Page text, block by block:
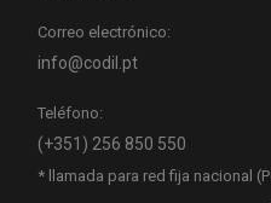
Correo electrónico:
info@codil.pt
Teléfono:
(+351) 256 850 550
* llamada para red fija nacional